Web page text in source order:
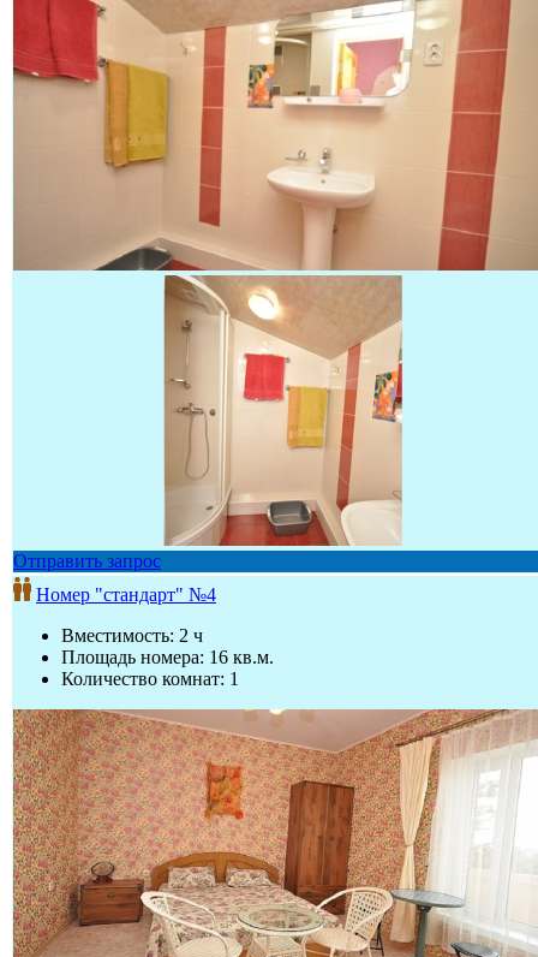
Отправить запрос
Номер "стандарт" №4
Вместимость: 2 ч
Площадь номера: 16 кв.м.
Количество комнат: 1